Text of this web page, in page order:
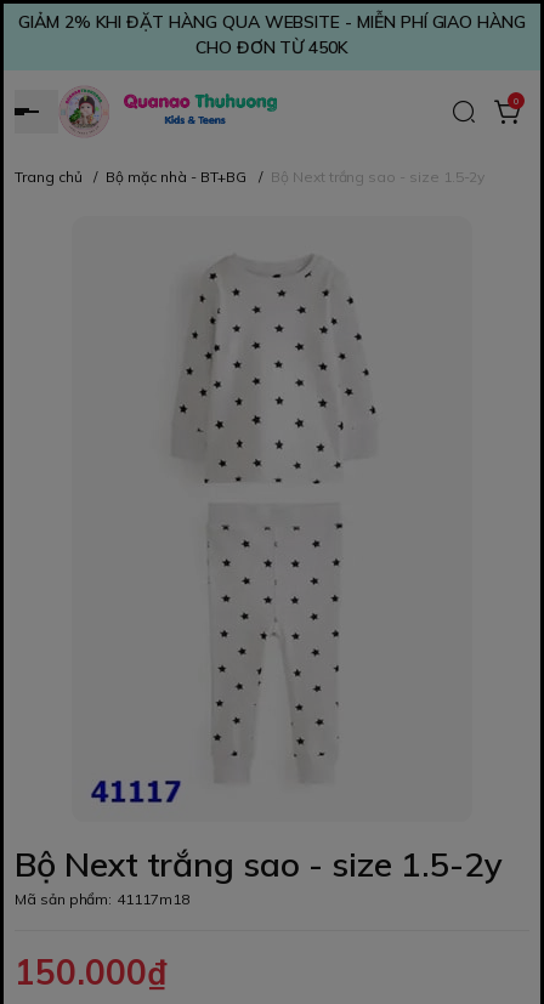
GIẢM 2% KHI ĐẶT HÀNG QUA WEBSITE - MIỄN PHÍ GIAO HÀNG
CHO ĐƠN TỪ 450K
0
Trang chủ / Bộ mặc nhà - BT+BG / Bộ Next trắng sao - size 1.5-2y
Bộ Next trắng sao - size 1.5-2y
Mã sản phẩm: 41117m18
150.000₫